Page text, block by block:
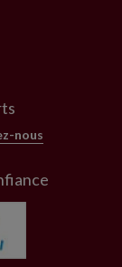
nous